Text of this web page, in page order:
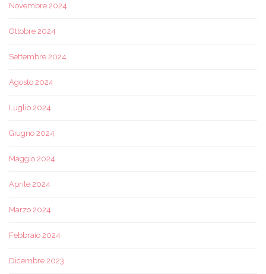
Novembre 2024
Ottobre 2024
Settembre 2024
Agosto 2024
Luglio 2024
Giugno 2024
Maggio 2024
Aprile 2024
Marzo 2024
Febbraio 2024
Dicembre 2023